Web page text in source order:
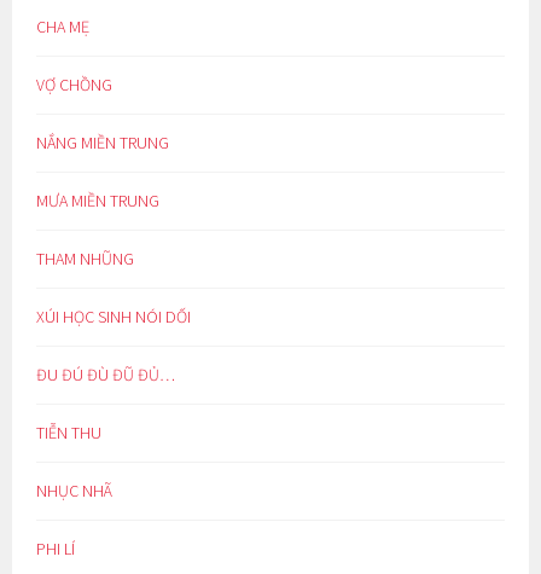
CHA MẸ
VỢ CHỒNG
NẮNG MIỀN TRUNG
MƯA MIỀN TRUNG
THAM NHŨNG
XÚI HỌC SINH NÓI DỐI
ĐU ĐÚ ĐÙ ĐŨ ĐỦ…
TIỄN THU
NHỤC NHÃ
PHI LÍ